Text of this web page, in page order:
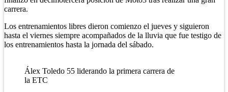
carrera.
Los entrenamientos libres dieron comienzo el jueves y siguieron
hasta el viernes siempre acompañados de la lluvia que fue testigo de
los entrenamientos hasta la jornada del sábado.
Álex Toledo 55 liderando la primera carrera de
la ETC